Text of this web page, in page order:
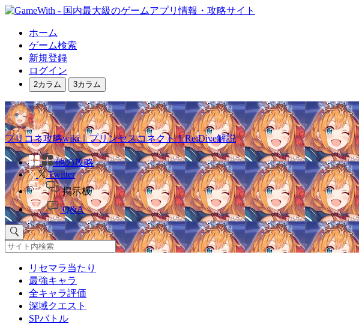
ホーム
ゲーム検索
新規登録
ログイン
2カラム 3カラム
プリコネ攻略wiki｜プリンセスコネクト！Re:Dive解説
他の攻略
Twitter
掲示板
Q&A
リセマラ当たり
最強キャラ
全キャラ評価
深域クエスト
SPバトル